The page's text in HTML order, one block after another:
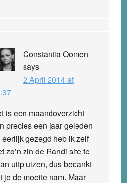
Constantia Oomen
says
2 April 2014 at
is een maandoverzicht
precies een jaar geleden
eerlijk gezegd heb ik zelf
zo’n zin de Randi site te
uitpluizen, dus bedankt
je de moeite nam. Maar